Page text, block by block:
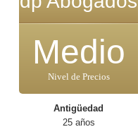
Medio
Nivel de Precios
Antigüedad
25 años